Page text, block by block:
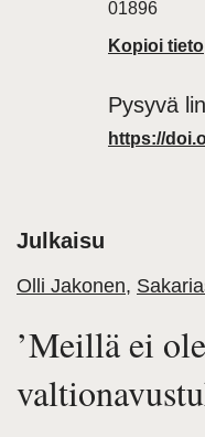
01896
Kopioi tieto
Pysyvä
https://
Julkaisu
Olli Jakonen,
’Meillä ei